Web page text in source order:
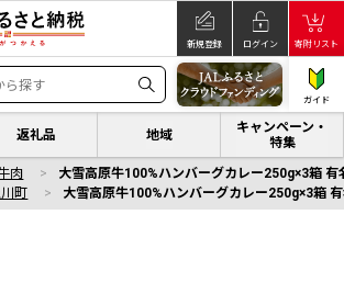
新規登録 ログイン 寄附リスト
ガイド
返礼品 地域
キャンペーン・
特集
肉
大雪高原牛100%ハンバーグカレー250g×3箱
町 大雪高原牛100%ハンバーグカレー250g×3箱